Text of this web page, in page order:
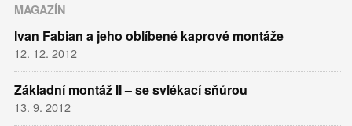
MAGAZÍN
Ivan Fabian a jeho oblíbené kaprové montáže
12. 12. 2012
Základní montáž II – se svlékací sňůrou
13. 9. 2012